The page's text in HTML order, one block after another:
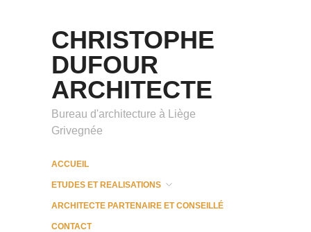
CHRISTOPHE
DUFOUR
ARCHITECTE
Bureau d'architecture à Liège
Grivegnée
ACCUEIL
ETUDES ET REALISATIONS
ARCHITECTE PARTENAIRE ET CONSEILLÉ
CONTACT